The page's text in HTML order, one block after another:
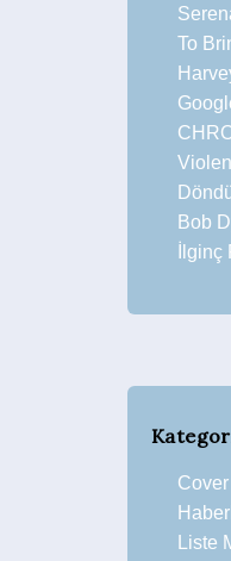
To
Bob
İlginç
Cover
Liste